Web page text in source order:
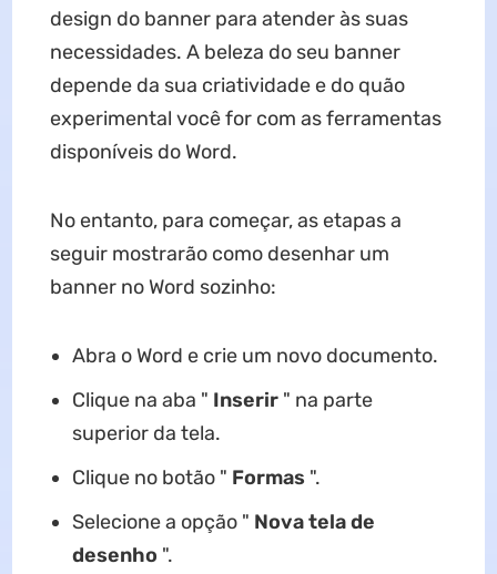
design do banner para atender às suas
necessidades. A beleza do seu banner
depende da sua criatividade e do quão
experimental você for com as ferramentas
disponíveis do Word.
No entanto, para começar, as etapas a
seguir mostrarão como desenhar um
banner no Word sozinho:
Abra o Word e crie um novo documento.
Clique na aba " Inserir" na parte
superior da tela.
Clique no botão " Formas ".
Selecione a opção " Nova tela de
desenho ".